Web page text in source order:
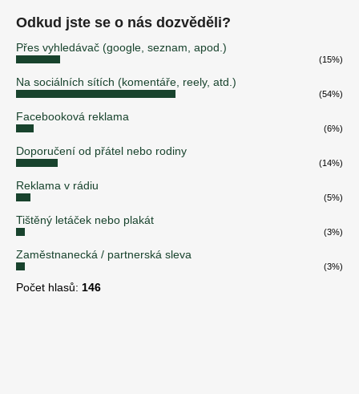
Odkud jste se o nás dozvěděli?
Přes vyhledávač (google, seznam, apod.)
(15%)
Na sociálních sítích (komentáře, reely, atd.)
(54%)
Facebooková reklama
(6%)
Doporučení od přátel nebo rodiny
(14%)
Reklama v rádiu
(5%)
Tištěný letáček nebo plakát
(3%)
Zaměstnanecká / partnerská sleva
(3%)
Počet hlasů: 146